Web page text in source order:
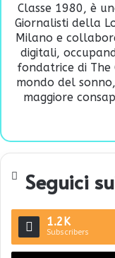
Classe 1980, è
Giornalisti della
Milano e
digitali,
fondatrice di The
mondo del
maggiore
Seguici
1.2K
Subscribers